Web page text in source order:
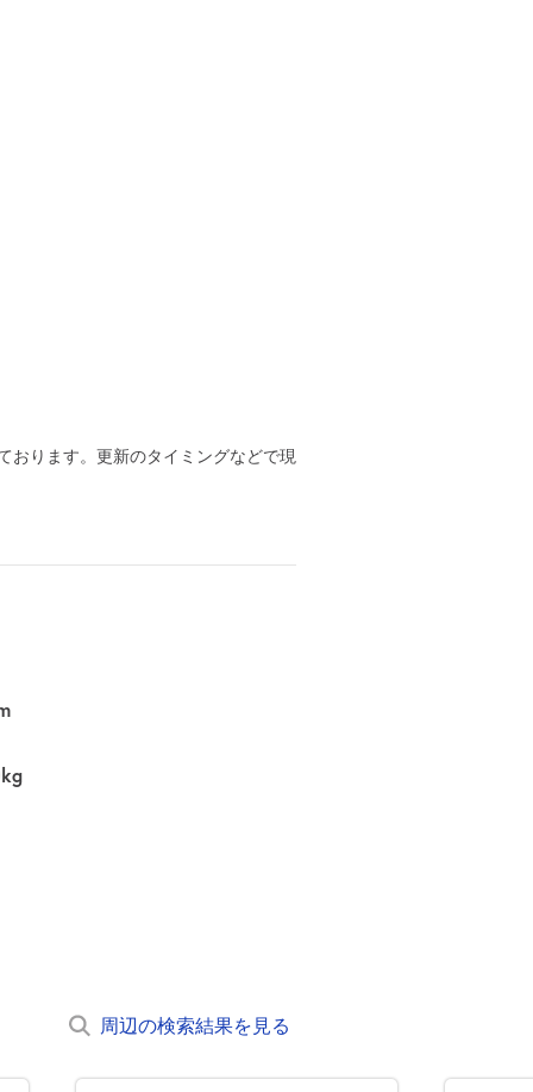
おります。更新のタイミングなどで現
周辺の検索結果を見る